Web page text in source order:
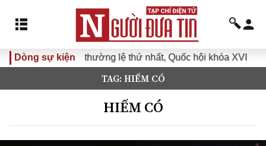
Dòng sự kiện
lệ thứ nhất, Quốc hội khóa XVI Đưa Nghị quyết Đại
TAG: HIẾM CÓ
HIẾM CÓ